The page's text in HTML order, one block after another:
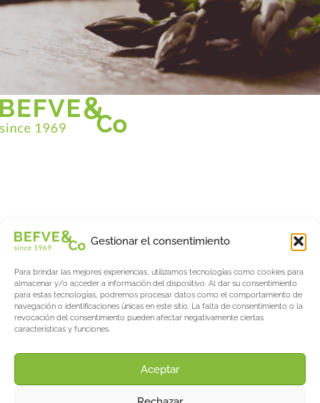
Gestionar el consentimiento
Para brindar las mejores experiencias, utilizamos tecnologías como cookies para
almacenar y/o acceder a información del dispositivo. Al dar su consentimiento
para estas tecnologías, podremos procesar datos como el comportamiento de
navegación o identificaciones únicas en este sitio. La falta de consentimiento o la
revocación del consentimiento pueden afectar negativamente ciertas
características y funciones.
Aceptar
Befve & Co
Servicios
Fogonadura
Actualités & Evènements
El blog de espárragos y bayas